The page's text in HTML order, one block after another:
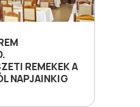
REMEKEK A
NAPJAINKIG